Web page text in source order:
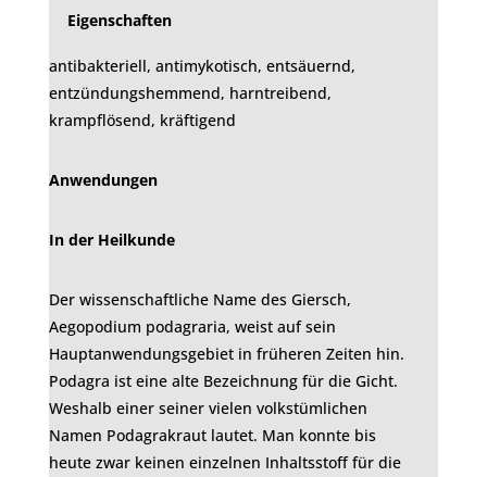
Eigenschaften
antibakteriell, antimykotisch, entsäuernd,
entzündungshemmend, harntreibend,
krampflösend, kräftigend
Anwendungen
In der Heilkunde
Der wissenschaftliche Name des Giersch,
Aegopodium podagraria, weist auf sein
Hauptanwendungsgebiet in früheren Zeiten hin.
Podagra ist eine alte Bezeichnung für die Gicht.
Weshalb einer seiner vielen volkstümlichen
Namen Podagrakraut lautet. Man konnte bis
heute zwar keinen einzelnen Inhaltsstoff für die